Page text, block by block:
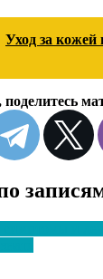
Уход за кожей